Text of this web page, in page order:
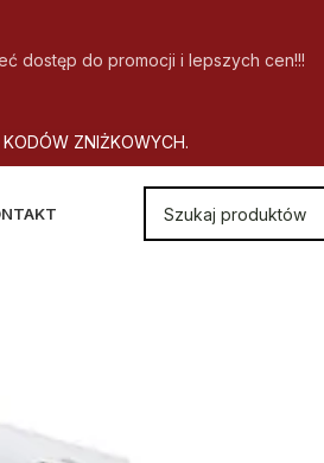
dostęp do promocji i lepszych cen!!!
KODÓW ZNIŻKOWYCH.